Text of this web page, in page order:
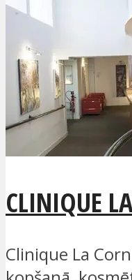
CLINIQUE
Clinique La